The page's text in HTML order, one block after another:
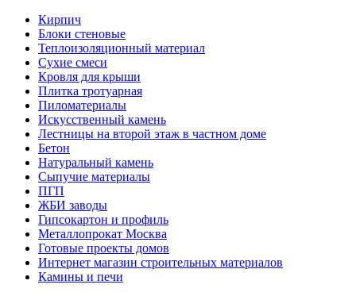
Кирпич
Блоки стеновые
Теплоизоляционный материал
Сухие смеси
Кровля для крыши
Плитка тротуарная
Пиломатериалы
Искусственный камень
Лестницы на второй этаж в частном доме
Бетон
Натуральный камень
Сыпучие материалы
ПГП
ЖБИ заводы
Гипсокартон и профиль
Металлопрокат Москва
Готовые проекты домов
Интернет магазин строительных материалов
Камины и печи